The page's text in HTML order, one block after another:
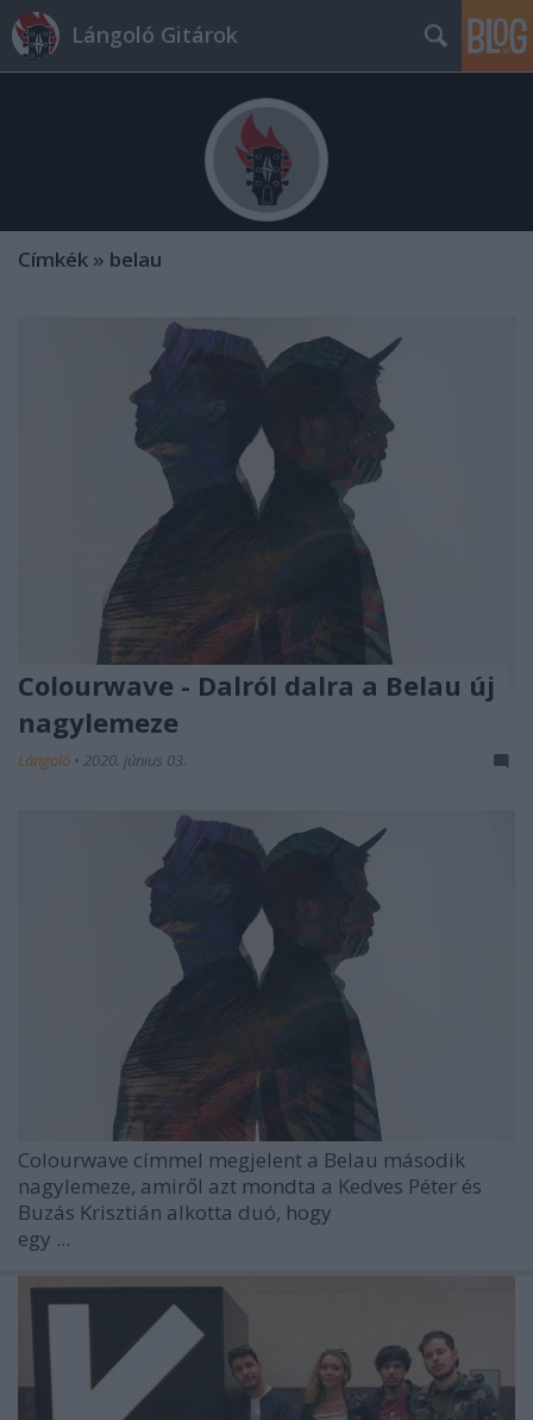
Lángoló Gitárok
Címkék » belau
Colourwave - Dalról dalra a Belau új
nagylemeze
Lángoló • 2020. június 03.
Colourwave címmel megjelent a Belau második
nagylemeze, amiről azt mondta a Kedves Péter és
Buzás Krisztián alkotta duó, hogy
egy ...